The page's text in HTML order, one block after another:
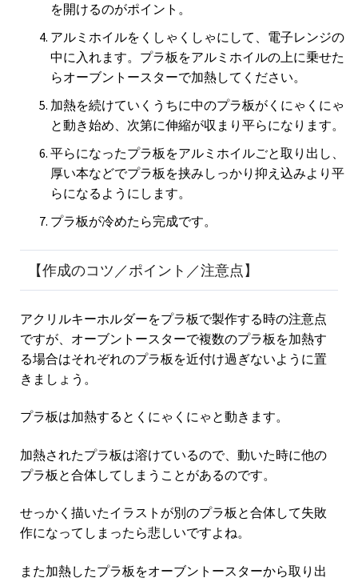
を開けるのがポイント。
アルミホイルをくしゃくしゃにして、電子レンジの
中に入れます。プラ板をアルミホイルの上に乗せた
らオーブントースターで加熱してください。
加熱を続けていくうちに中のプラ板がくにゃくにゃ
と動き始め、次第に伸縮が収まり平らになります。
平らになったプラ板をアルミホイルごと取り出し、
厚い本などでプラ板を挟みしっかり抑え込みより平
らになるようにします。
プラ板が冷めたら完成です。
【作成のコツ／ポイント／注意点】
アクリルキーホルダーをプラ板で製作する時の注意点
ですが、オーブントースターで複数のプラ板を加熱す
る場合はそれぞれのプラ板を近付け過ぎないように置
きましょう。
プラ板は加熱するとくにゃくにゃと動きます。
加熱されたプラ板は溶けているので、動いた時に他の
プラ板と合体してしまうことがあるのです。
せっかく描いたイラストが別のプラ板と合体して失敗
作になってしまったら悲しいですよね。
また加熱したプラ板をオーブントースターから取り出